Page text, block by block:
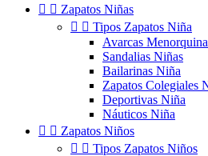
  Zapatos Niñas
  Tipos Zapatos Niña
Avarcas
Sandalias Niñas
Bailarinas Niña
Zapatos Colegiales
Deportivas Niña
Náuticos Niña
  Zapatos Niños
  Tipos Zapatos Niños